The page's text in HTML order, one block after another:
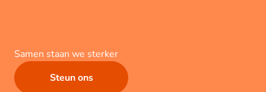
Samen staan we sterker
Steun ons